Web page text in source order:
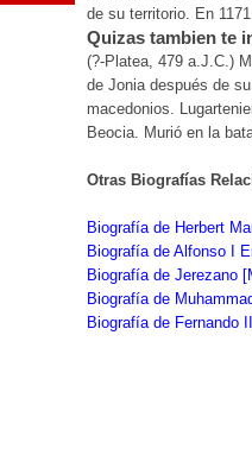
de su territorio. En
Quizas tambien te
(?-Platea, 479 a.J.C.)
de Jonia después de
macedonios.
Beocia. Murió en la
Otras Biografías
Biografía de Herbert
Biografía de Alfonso I
Biografía de Jerezano
Biografía de Muhammad
Biografía de Fernando